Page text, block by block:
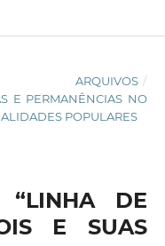
ARQUIVOS /
E PERMANÊNCIAS NO
POPULARES
“LINHA DE
E SUAS